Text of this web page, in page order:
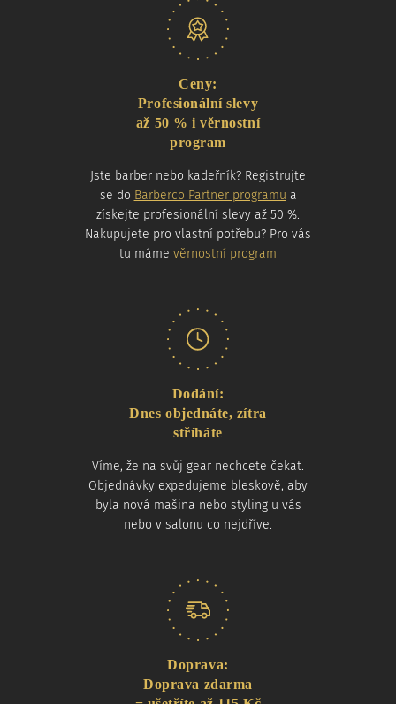
Ceny:
Profesionální slevy
až 50 % i věrnostní
program
Jste barber nebo kadeřník? Registrujte
se do Barberco Partner programu a
získejte profesionální slevy až 50 %.
Nakupujete pro vlastní potřebu? Pro vás
tu máme věrnostní program
Dodání:
Dnes objednáte, zítra
stříháte
Víme, že na svůj gear nechcete čekat.
Objednávky expedujeme bleskově, aby
byla nová mašina nebo styling u vás
nebo v salonu co nejdříve.
Doprava:
Doprava zdarma